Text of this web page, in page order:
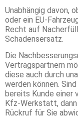
Unabhängig davon,
oder ein EU-
Recht auf
Schadensersatz.
Die
Vertragspartnern
diese auch durch
werden können.
bereits Kunde einer
Kfz-Werkstatt, dann
Rückruf für Sie